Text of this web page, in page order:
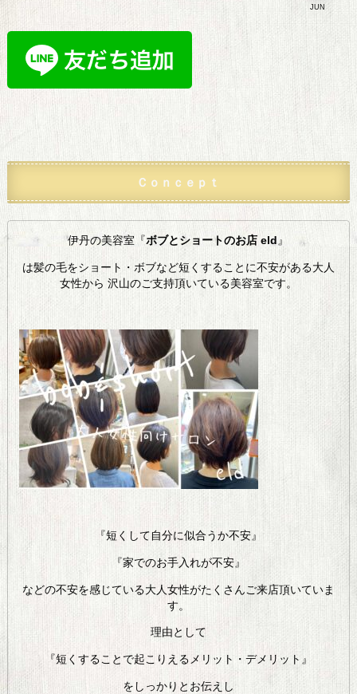
JUN
Ｃｏｎｃｅｐｔ
伊丹の美容室『ボブとショートのお店 eld 』
は髪の毛をショート・ボブなど短くすることに不安がある大人
女性から 沢山のご支持頂いている美容室です。
『短くして自分に似合うか不安』
『家でのお手入れが不安』
などの不安を感じている大人女性がたくさんご来店頂いていま
す。
理由として
『短くすることで起こりえるメリット・デメリット』
をしっかりとお伝えし